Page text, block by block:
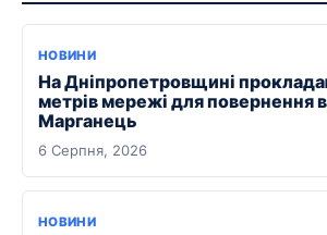
НОВИНИ
На Дніпропетровщині
метрів мережі для повернення
Марганець
6 Серпня, 2026
НОВИНИ